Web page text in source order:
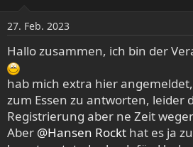
n
e
n
:
27. Feb. 2023
Hallo zusammen, ich bin der
hab mich extra hier
zum Essen zu antworten, leider
Registrierung aber ne Zeit
Aber @Hansen Rockt hat es ja